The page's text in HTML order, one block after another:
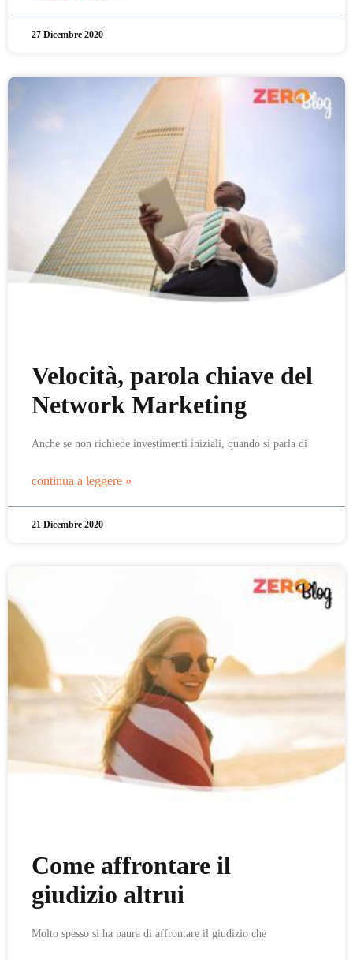
27 Dicembre 2020
Velocità, parola chiave del
Network Marketing
Anche se non richiede investimenti iniziali, quando si parla di
continua a leggere »
21 Dicembre 2020
Come affrontare il
giudizio altrui
Molto spesso si ha paura di affrontare il giudizio che